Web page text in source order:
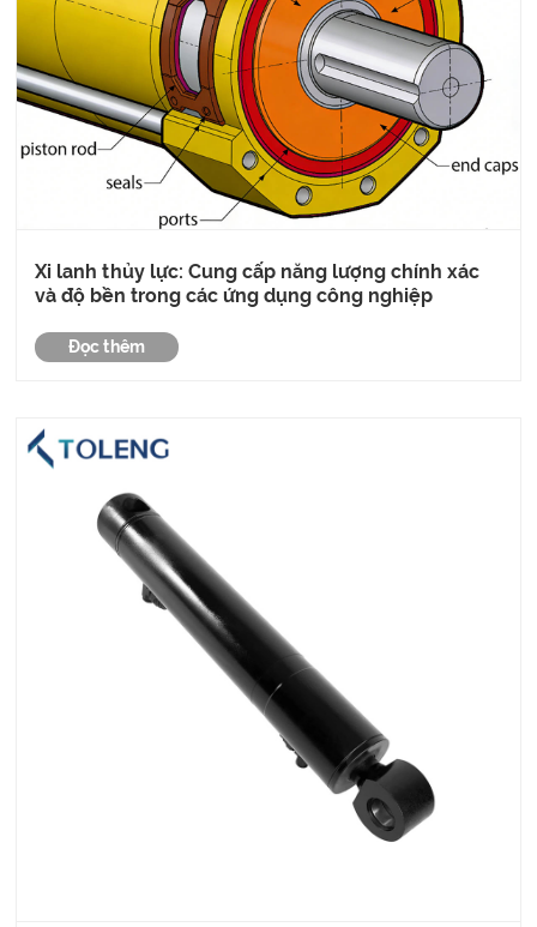
Xi lanh thủy lực: Cung cấp năng lượng chính xác
và độ bền trong các ứng dụng công nghiệp
Đọc thêm